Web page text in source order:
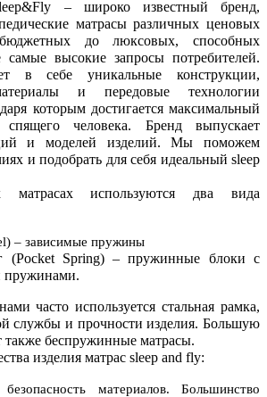
– широко известный бренд,
матрасы различных ценовых
до люксовых, способных
самые высокие запросы потребителей.
в себе уникальные конструкции,
и передовые технологии
которым достигается максимальный
человека. Бренд выпускает
и моделей изделий. Мы поможем
и подобрать для себя идеальный sleep
матрасах используются два вида
– зависимые пружины
(Pocket Spring) – пружинные блоки с
пружинами.
часто используется стальная рамка,
службы и прочности изделия. Большую
также беспружинные матрасы.
изделия матрас sleep and fly:
безопасность материалов. Большинство